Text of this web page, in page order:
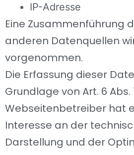
IP-Adresse
Eine Zusammenführung
anderen Datenquellen
vorgenommen.
Die Erfassung dieser
Grundlage von Art. 6 Abs.
Webseitenbetreiber hat
Interesse an der
Darstellung und der